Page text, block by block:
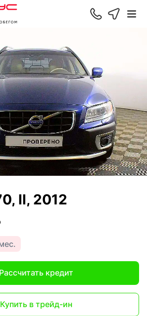
II, 2012
Рассчитать кредит
Купить в трейд-ин